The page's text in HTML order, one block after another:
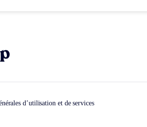
d’utilisation et de services